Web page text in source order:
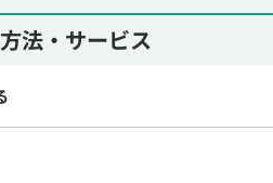
法・サービス